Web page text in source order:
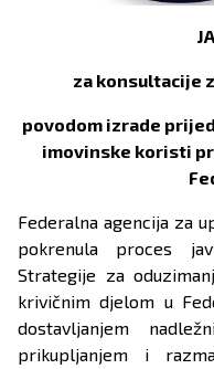
za konsultacije
povodom izrade
imovinske koristi
Federalna agencija za
pokrenula proces
Strategije za
krivičnim djelom u
dostavljanjem
prikupljanjem i